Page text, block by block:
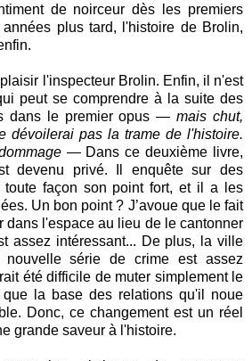
de noirceur dès les premiers
plus tard, l'histoire de Brolin,
l'inspecteur Brolin. Enfin, il n'est
peut se comprendre à la suite des
dans le premier opus —mais chut,
dévoilerai pas la trame de l'histoire.
— Dans ce deuxième livre,
devenu privé. Il enquête sur des
toute façon son point fort, et il a les
Un bon point ? J’avoue que le fait
dans l'espace au lieu de le cantonner
assez intéressant... De plus, la ville
série de crime est assez
été difficile de muter simplement le
que la base des relations qu'il noue
Donc, ce changement est un réel
grande saveur à l'histoire.